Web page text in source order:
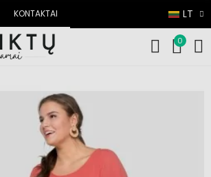
LT
KONTAKTAI
0